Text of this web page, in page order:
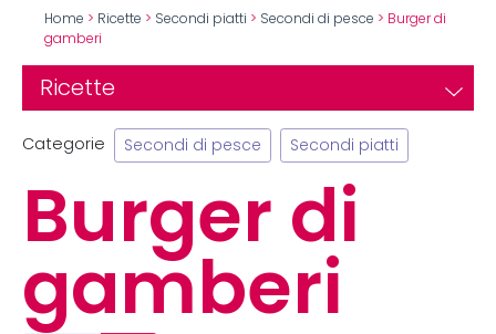
Home > Ricette > Secondi piatti > Secondi di pesce > Burger di
gamberi
Ricette
Categorie Secondi di pesce Secondi piatti
Burger di
gamberi